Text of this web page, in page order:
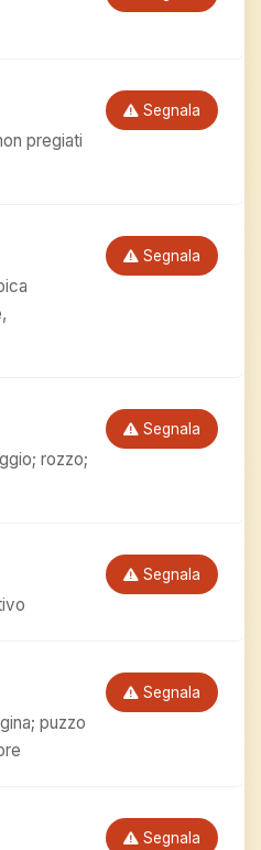
pregiati
Segnala
Segnala
rozzo;
Segnala
Segnala
puzzo
Segnala
Segnala